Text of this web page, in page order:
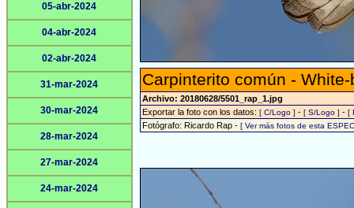
05-abr-2024
04-abr-2024
02-abr-2024
31-mar-2024
30-mar-2024
28-mar-2024
27-mar-2024
24-mar-2024
Carpinterito común -
Archivo: 20180628/5501_rap_1.jpg
Exportar la foto con los datos: [ C/Logo ] - [ S/Logo ] - [
Fotógrafo: Ricardo Rap - [ Ver más fotos de esta